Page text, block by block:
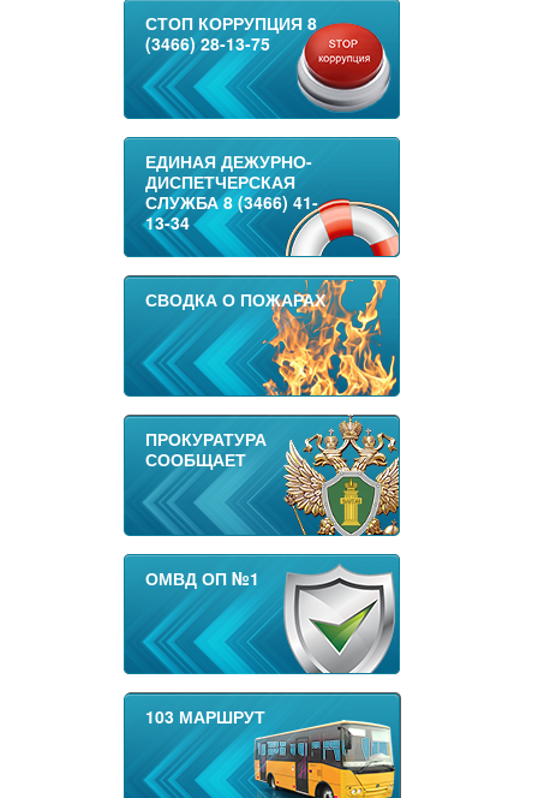
СТОП КОРРУПЦИЯ 8
(3466) 28-13-75
ЕДИНАЯ ДЕЖУРНО-
ДИСПЕТЧЕРСКАЯ
СЛУЖБА 8 (3466) 41-
13-34
СВОДКА О ПОЖАРАХ
ПРОКУРАТУРА
СООБЩАЕТ
ОМВД ОП №1
103 МАРШРУТ